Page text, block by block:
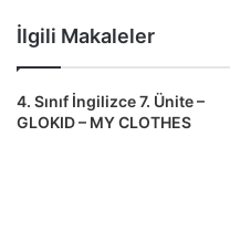
İlgili Makaleler
4. Sınıf İngilizce 7. Ünite –
GLOKID – MY CLOTHES